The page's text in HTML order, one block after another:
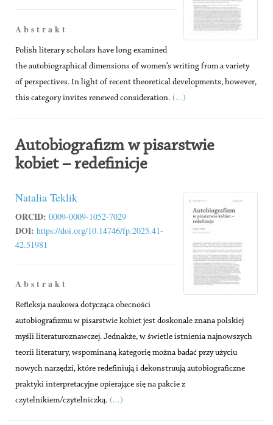
A b s t r a k t
Polish literary scholars have long examined
the autobiographical dimensions of women’s writing from a variety
of perspectives. In light of recent theoretical developments, however,
this category invites renewed consideration. (...)
Autobiografizm w pisarstwie
kobiet – redefinicje
Natalia Teklik
ORCID: 0009-0009-1052-7029
DOI: https://doi.org/10.14746/fp.2025.41-
42.51981
A b s t r a k t
Refleksja naukowa dotycząca obecności
autobiografizmu w pisarstwie kobiet jest doskonale znana polskiej
myśli literaturoznawczej. Jednakże, w świetle istnienia najnowszych
teorii literatury, wspominaną kategorię można badać przy użyciu
nowych narzędzi, które redefiniują i dekonstruują autobiograficzne
praktyki interpretacyjne opierające się na pakcie z
czytelnikiem/czytelniczką. (...)